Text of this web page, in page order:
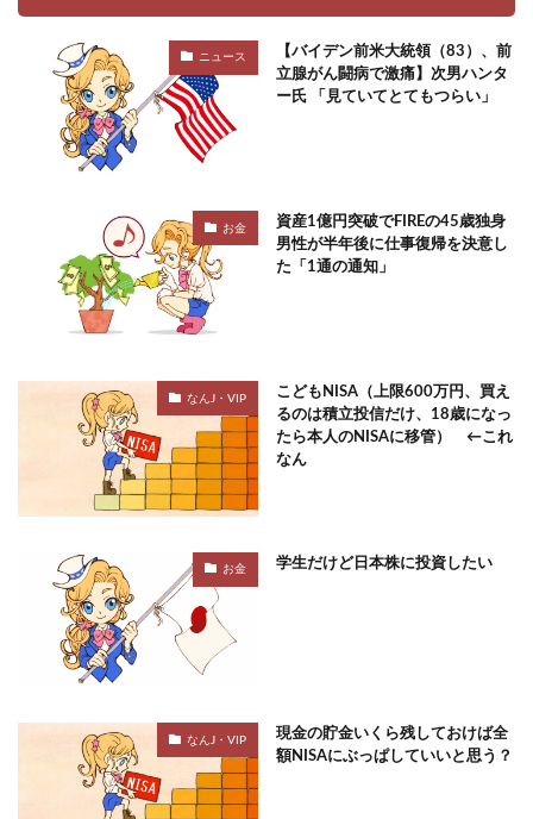
ニュース
【バイデン前米大統領（83）、前
立腺がん闘病で激痛】次男ハンタ
ー氏 「見ていてとてもつらい」
お金
資産1億円突破でFIREの45歳独身
男性が半年後に仕事復帰を決意し
た「1通の通知」
なんJ・VIP
こどもNISA（上限600万円、買え
るのは積立投信だけ、18歳になっ
たら本人のNISAに移管） ←これ
なん
お金 学生だけど日本株に投資したい
なんJ・VIP
現金の貯金いくら残しておけば全
額NISAにぶっぱしていいと思う？